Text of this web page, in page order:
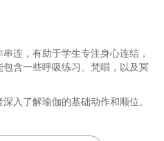
连，有助于学生专注身心连结，
含一些呼吸练习、梵唱，以及冥
入了解瑜伽的基础动作和顺位。